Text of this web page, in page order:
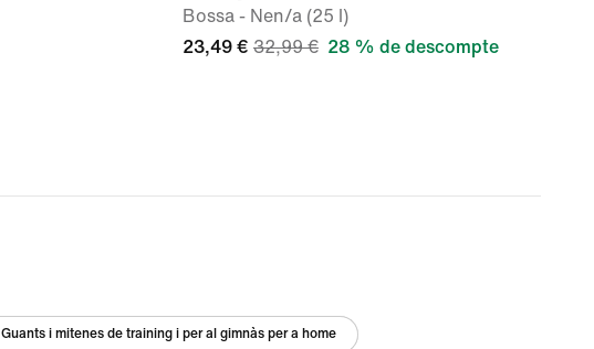
Bossa - Nen/a (25 l)
23,49 € 32,99 € 28 % de descompte
Guants i mitenes de training i per al gimnàs per a home